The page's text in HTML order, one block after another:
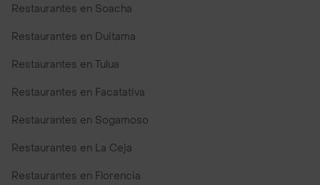
Restaurantes en Soacha
Restaurantes en Duitama
Restaurantes en Tulua
Restaurantes en Facatativa
Restaurantes en Sogamoso
Restaurantes en La Ceja
Restaurantes en Florencia